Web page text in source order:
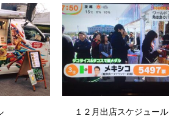
１２月出店スケジュール